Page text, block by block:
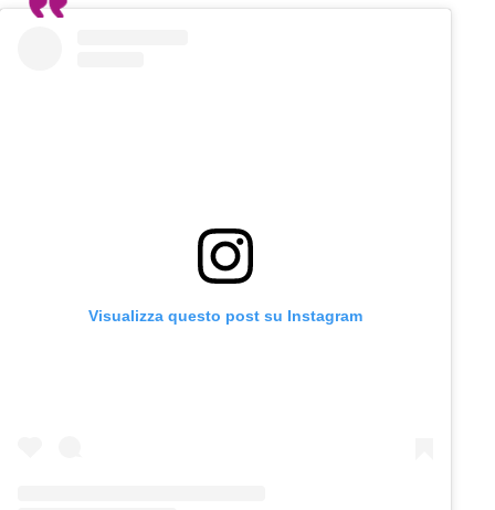
Visualizza questo post su Instagram